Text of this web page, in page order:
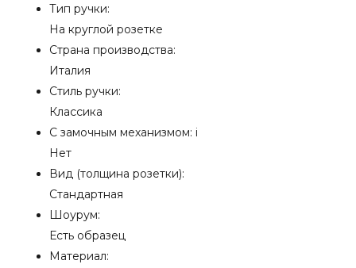
античное
серебро
Тип ручки:
На круглой розетке
Страна производства:
Италия
Стиль ручки:
Классика
С замочным механизмом: i
Нет
Вид (толщина розетки):
Стандартная
Шоурум:
Есть образец
Материал: